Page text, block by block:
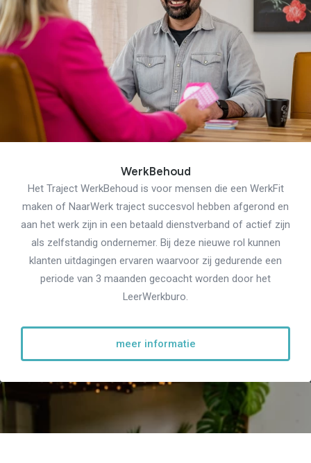
WerkBehoud
Het Traject WerkBehoud is voor mensen die een WerkFit
maken of NaarWerk traject succesvol hebben afgerond en
aan het werk zijn in een betaald dienstverband of actief zijn
als zelfstandig ondernemer. Bij deze nieuwe rol kunnen
klanten uitdagingen ervaren waarvoor zij gedurende een
periode van 3 maanden gecoacht worden door het
LeerWerkburo.
meer informatie